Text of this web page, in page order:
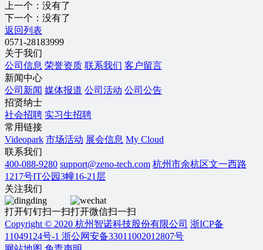
上一个： 没有了
下一个： 没有了
返回列表
0571-28183999
关于我们
公司信息 荣誉资质 联系我们 客户留言
新闻中心
公司新闻 媒体报道 公司活动 公司公告
招贤纳士
社会招聘 实习生招聘
常用链接
Videopark 市场活动 展会信息 My Cloud
联系我们
400-088-9280 support@zeno-tech.com 杭州市余杭区文一西路
1217号IT公园3幢16-21层
关注我们
打开钉钉扫一扫打开微信扫一扫
Copyright © 2020 杭州智诺科技股份有限公司 浙ICP备
11049124号-1 浙公网安备33011002012807号